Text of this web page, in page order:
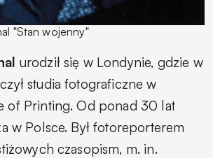
"Stan wojenny"
urodził się w Londynie, gdzie w
studia fotograficzne w
of Printing. Od ponad 30 lat
w Polsce. Był fotoreporterem
czasopism, m. in.